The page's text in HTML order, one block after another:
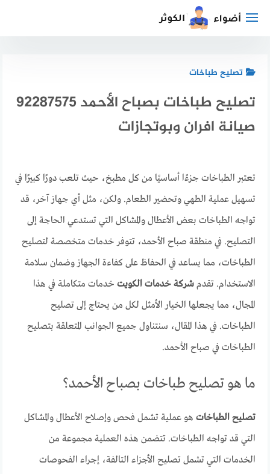
تصليح طباخات
تصليح طباخات بصباح الأحمد 92287575
صيانة افران وبوتجازات
تعتبر الطباخات جزءًا أساسيًا من كل مطبخ، حيث تلعب دورًا كبيرًا في
تسهيل عملية الطهي وتحضير الطعام. ولكن، مثل أي جهاز آخر، قد
تواجه الطباخات بعض الأعطال والمشاكل التي تستدعي الحاجة إلى
التصليح. في منطقة صباح الأحمد، تتوفر خدمات متخصصة لتصليح
الطباخات، مما يساعد في الحفاظ على كفاءة الجهاز وضمان سلامة
الاستخدام. تقدمشركة خدمات الكويت خدمات متكاملة في هذا
المجال، مما يجعلها الخيار الأمثل لكل من يحتاج إلى تصليح
الطباخات. في هذا المقال، سنتناول جميع الجوانب المتعلقة بتصليح
الطباخات في صباح الأحمد.
ما هو تصليح طباخات بصباح الأحمد؟
تصليح الطباخات هو عملية تشمل فحص وإصلاح الأعطال والمشاكل
التي قد تواجه الطباخات. تتضمن هذه العملية مجموعة من
الخدمات التي تشمل تصليح الأجزاء التالفة، إجراء الفحوصات